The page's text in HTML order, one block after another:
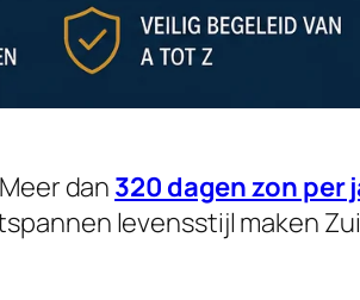
dan 320 dagen zon per
levensstijl maken